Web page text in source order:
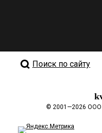
Поиск по сайту
© 2001—2026 ООО